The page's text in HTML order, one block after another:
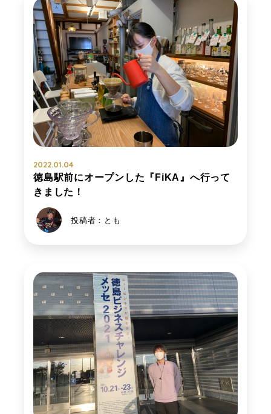
2022.01.04
徳島駅前にオープンした『FiKA』へ行って
きました！
投稿者：とも